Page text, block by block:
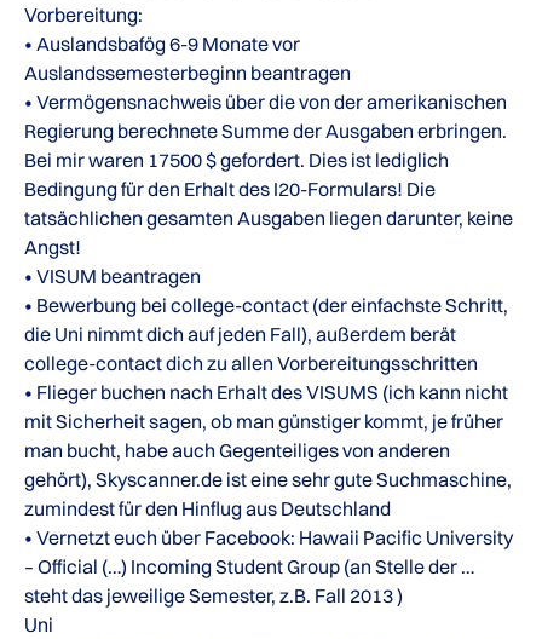
Vorbereitung:
• Auslandsbafög 6-9 Monate vor
Auslandssemesterbeginn beantragen
• Vermögensnachweis über die von der amerikanischen
Regierung berechnete Summe der Ausgaben erbringen.
Bei mir waren 17500 $ gefordert. Dies ist lediglich
Bedingung für den Erhalt des I20-Formulars! Die
tatsächlichen gesamten Ausgaben liegen darunter, keine
Angst!
• VISUM beantragen
• Bewerbung bei college-contact (der einfachste Schritt,
die Uni nimmt dich auf jeden Fall), außerdem berät
college-contact dich zu allen Vorbereitungsschritten
• Flieger buchen nach Erhalt des VISUMS (ich kann nicht
mit Sicherheit sagen, ob man günstiger kommt, je früher
man bucht, habe auch Gegenteiliges von anderen
gehört), Skyscanner.de ist eine sehr gute Suchmaschine,
zumindest für den Hinflug aus Deutschland
• Vernetzt euch über Facebook: Hawaii Pacific University
– Official (…) Incoming Student Group (an Stelle der …
steht das jeweilige Semester, z.B. Fall 2013 )
Uni